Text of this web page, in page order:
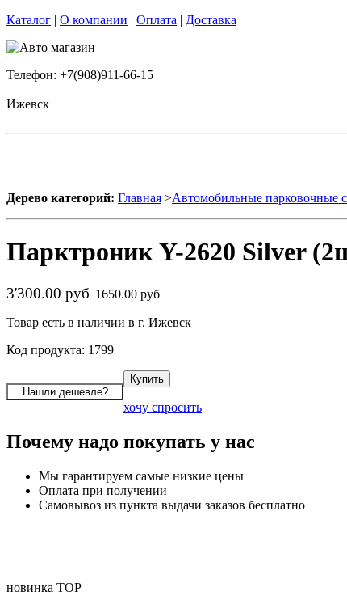
Каталог | О компании | Оплата | Доставка
Телефон: +7(908)911-66-15
Ижевск
Дерево категорий: Главная >Автомобильные парковочные
Парктроник Y-2620 Silver
3'300.00 руб 1650.00 руб
Товар есть в наличии в г. Ижевск
Код продукта: 1799
хочу спросить
Почему надо покупать у нас
Мы гарантируем самые низкие цены
Оплата при получении
Самовывоз из пункта выдачи заказов бесплатно
новинка TOP